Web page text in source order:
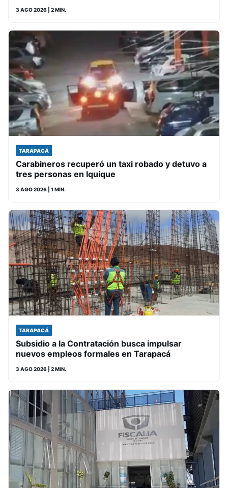
3 AGO 2026 | 2 MIN.
TARAPACÁ
Carabineros recuperó un taxi robado y detuvo a
tres personas en Iquique
3 AGO 2026 | 1 MIN.
TARAPACÁ
Subsidio a la Contratación busca impulsar
nuevos empleos formales en Tarapacá
3 AGO 2026 | 2 MIN.